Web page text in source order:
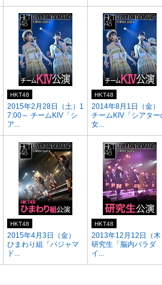
2015年2月28日（土）1
7:00～ チームKIV「シ
ア...
HKT48
2014年8月1日（金）
チームKIV「シアター
女...
HKT48
2015年4月3日（金）
ひまわり組「パジャマ
ド...
HKT48
2013年12月12日（木
研究生「脳内パラダ
イ...
HKT48